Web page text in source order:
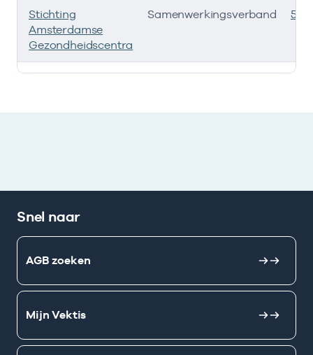
Deze onderneming heeft een relatie met de volgende
Stichting
Amsterdamse
Gezondheidscentra
Samenwerkingsverband
Snel naar
AGB zoeken
Mijn Vektis